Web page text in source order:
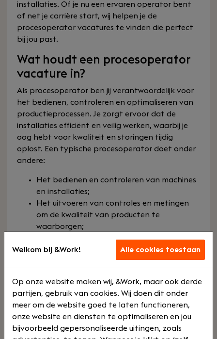
installaties. Of je nu een ervaren operator bent
of net je carrière start, wij helpen je de
procesoperator vacatures te vinden die perfect
bij jou past.
Wat houdt een procesoperator
vacature in?
Als procesoperator ben jij verantwoordelijk voor
het bedienen, controleren en optimaliseren van
productieprocessen. Je zorgt ervoor dat de
installaties efficiënt en veilig werken, waarbij je
oog hebt voor kwaliteit en storingen tijdig
oplost. Een typische procesoperator doet onder
andere:
Het bedienen en controleren van machines
en installaties;
Het uitvoeren van controles en metingen
om de kwaliteit van producten te
waarborgen;
Het signaleren en oplossen van storingen in
het productieproces;
Het rapporteren en documenteren van
Het uitvoeren van preventief onderhoud en
bijdragen aan procesverbeteringen.
Met een procesoperator vacature krijg je een
veelzijdige rol in een dynamische
Welkom bij &Work! Alle cookies toestaan
Op onze website maken wij, &Work, maar ook derde
partijen, gebruik van cookies. Wij doen dit onder
meer om de website goed te laten functioneren,
onze website en diensten te optimaliseren en jou
bijvoorbeeld gepersonaliseerde uitingen, zoals